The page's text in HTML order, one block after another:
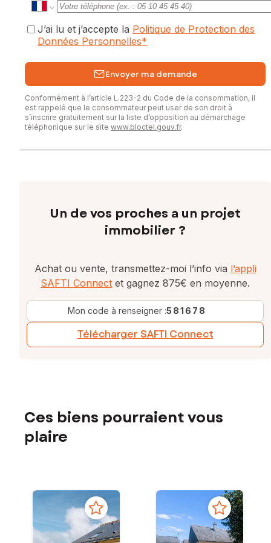
commercial immatriculé au RSAC de TOURS sous le numéro
942497769
J’ai lu et j’accepte la Politique de Protection des
Données Personnelles*
Envoyer ma demande
Conformément à l’article L.223-2 du Code de la consommation, il
est rappelé que le consommateur peut user de son droit à
s’inscrire gratuitement sur la liste d’opposition au démarchage
téléphonique sur le site www.bloctel.gouv.fr.
Un de vos proches a un projet
immobilier ?
Achat ou vente, transmettez-moi l’info via l’appli
SAFTI Connect et gagnez 875€ en moyenne.
Mon code à renseigner :581678
Télécharger SAFTI Connect
Ces biens pourraient vous
plaire